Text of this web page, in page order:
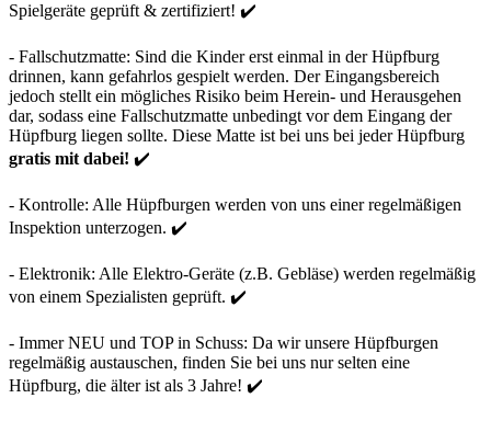
Spielgeräte geprüft & zertifiziert! ✔️
- Fallschutzmatte: Sind die Kinder erst einmal in der Hüpfburg
drinnen, kann gefahrlos gespielt werden. Der Eingangsbereich
jedoch stellt ein mögliches Risiko beim Herein- und Herausgehen
dar, sodass eine Fallschutzmatte unbedingt vor dem Eingang der
Hüpfburg liegen sollte. Diese Matte ist bei uns bei jeder Hüpfburg
gratis mit dabei! ✔️
- Kontrolle: Alle Hüpfburgen werden von uns einer regelmäßigen
Inspektion unterzogen. ✔️
- Elektronik: Alle Elektro-Geräte (z.B. Gebläse) werden regelmäßig
von einem Spezialisten geprüft. ✔️
- Immer NEU und TOP in Schuss: Da wir unsere Hüpfburgen
regelmäßig austauschen, finden Sie bei uns nur selten eine
Hüpfburg, die älter ist als 3 Jahre! ✔️